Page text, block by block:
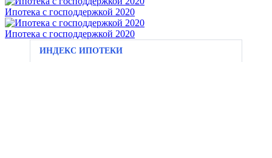
Ипотека с господдержкой 2020
Ипотека с господдержкой 2020
ИНДЕКС ИПОТЕКИ